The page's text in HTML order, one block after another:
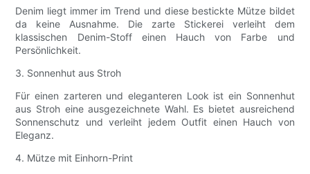
Denim liegt immer im Trend und diese bestickte Mütze bildet
da keine Ausnahme. Die zarte Stickerei verleiht dem
klassischen Denim-Stoff einen Hauch von Farbe und
Persönlichkeit.
3. Sonnenhut aus Stroh
Für einen zarteren und eleganteren Look ist ein Sonnenhut
aus Stroh eine ausgezeichnete Wahl. Es bietet ausreichend
Sonnenschutz und verleiht jedem Outfit einen Hauch von
Eleganz.
4. Mütze mit Einhorn-Print